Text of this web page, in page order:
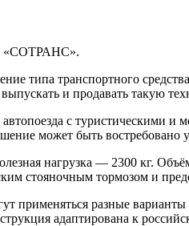
типа транспортного
и продавать такую
с туристическими
может быть
нагрузка — 2300 кг.
стояночным тормозом и
применяться разные
адаптирована к